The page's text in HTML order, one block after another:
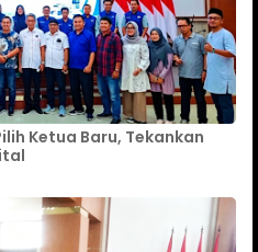
Ketua Baru, Tekankan